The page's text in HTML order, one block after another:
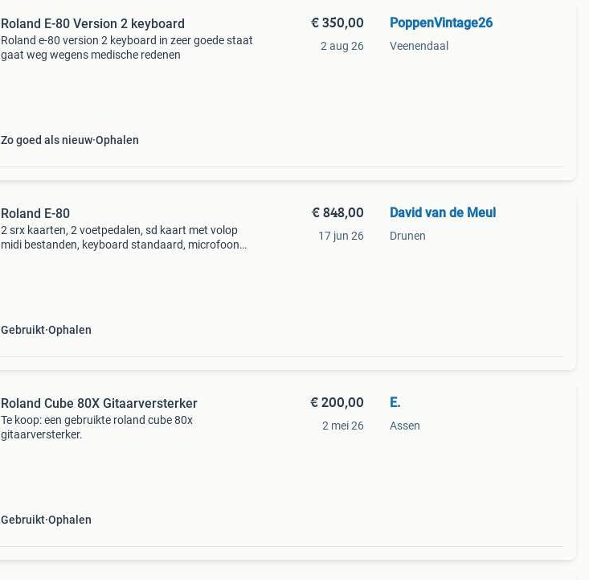
Roland E-80 Version 2 keyboard
Roland e-80 version 2 keyboard in zeer goede staat
gaat weg wegens medische redenen
Zo goed als nieuw Ophalen
€ 350,00
2 aug 26
PoppenVintage26
Veenendaal
Roland E-80
2 srx kaarten, 2 voetpedalen, sd kaart met volop
midi bestanden, keyboard standaard, microfoon
Gebruikt Ophalen
€ 848,00
17 jun 26
David van de Meul
Drunen
Roland Cube 80X Gitaarversterker
Te koop: een gebruikte roland cube 80x
gitaarversterker.
Gebruikt Ophalen
€ 200,00
2 mei 26
E.
Assen